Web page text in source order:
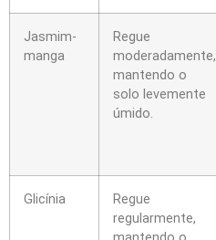
Jasmim-
manga
Regue
moderadamente,
mantendo o
solo levemente
úmido.
Glicínia
Regue
regularmente,